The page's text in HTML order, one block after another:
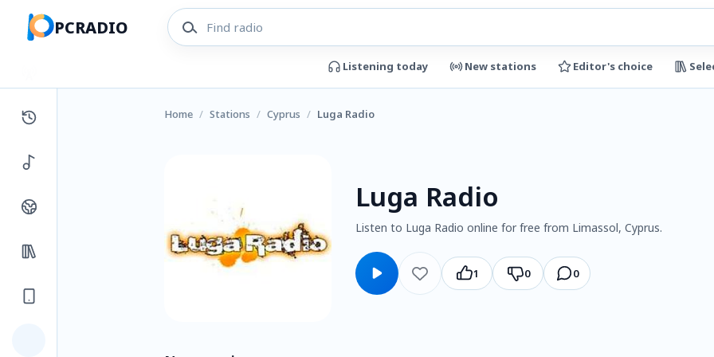
PCRADIO
Listening today New stations Editor's choice
Home / Stations / Cyprus / Luga Radio
Luga Radio
Listen to Luga Radio online for free from Limassol, Cyprus.
1 0 0